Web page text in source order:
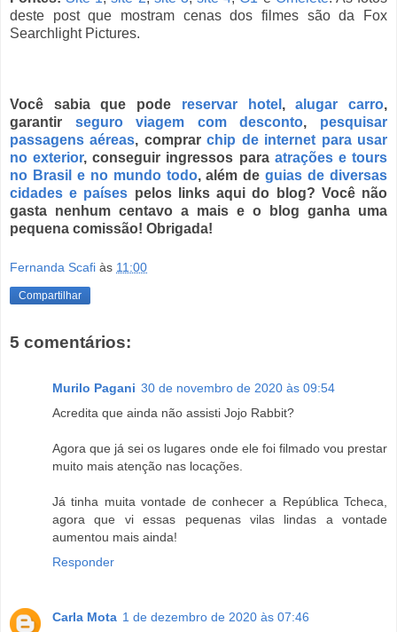
deste post que mostram cenas dos filmes são da
Fox
Searchlight Pictures.
Você sabia que pode reservar hotel ,alugar carro,
garantir seguro viagem com desconto, pesquisar
passagens aéreas, comprarchip de internet para usar
no exterior, conseguir ingressos para atrações e tours
no Brasil e no mundo todo, além deguias de diversas
cidades e países pelos links aqui do blog? Você não
gasta nenhum centavo a mais e o blog ganha uma
pequena comissão! Obrigada!
Fernanda Scafi às 11:00
Compartilhar
5 comentários:
Murilo Pagani 30 de novembro de 2020 às 09:54
Acredita que ainda não assisti Jojo Rabbit?
Agora que já sei os lugares onde ele foi filmado vou prestar
muito mais atenção nas locações.
Já tinha muita vontade de conhecer a República Tcheca,
agora que vi essas pequenas vilas lindas a vontade
aumentou mais ainda!
Responder
Carla Mota 1 de dezembro de 2020 às 07:46